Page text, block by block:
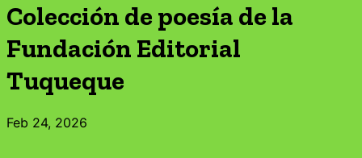
Colección de poesía de la
Fundación Editorial
Tuqueque
Feb 24, 2026